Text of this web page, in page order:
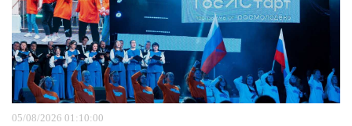
05/08/2026 01:10:00